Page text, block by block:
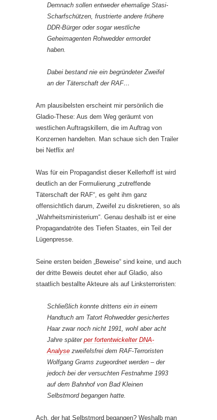
Demnach sollen entweder ehemalige Stasi-
Scharfschützen, frustrierte andere frühere
DDR-Bürger oder sogar westliche
Geheimagenten Rohwedder ermordet
haben.
Dabei bestand nie ein begründeter Zweifel
an der Täterschaft der RAF…
Am plausibelsten erscheint mir persönlich die
Gladio-These: Aus dem Weg geräumt von
westlichen Auftragskillern, die im Auftrag von
Konzernen handelten. Man schaue sich den Trailer
bei Netflix an!
Was für ein Propagandist dieser Kellerhoff ist wird
deutlich an der Formulierung „zutreffende
Täterschaft der RAF“, es geht ihm ganz
offensichtlich darum, Zweifel zu diskretieren, so als
„Wahrheitsministerium“. Genau deshalb ist er eine
Propagandatröte des Tiefen Staates, ein Teil der
Lügenpresse.
Seine ersten beiden „Beweise“ sind keine, und auch
der dritte Beweis deutet eher auf Gladio, also
staatlich bestallte Akteure als auf Linksterroristen:
Schließlich konnte drittens ein in einem
Handtuch am Tatort Rohwedder gesichertes
Haar zwar noch nicht 1991, wohl aber acht
Jahre später per fortentwickelter DNA-
Analyse zweifelsfrei dem RAF-Terroristen
Wolfgang Grams zugeordnet werden – der
jedoch bei der versuchten Festnahme 1993
auf dem Bahnhof von Bad Kleinen
Selbstmord begangen hatte.
Ach, der hat Selbstmord begangen? Weshalb man